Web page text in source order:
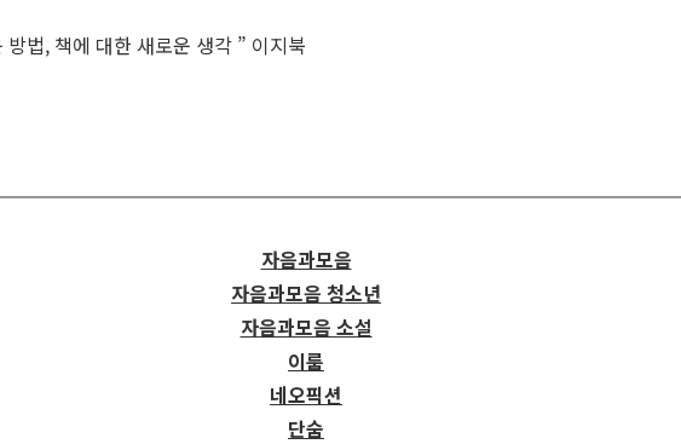
법, 책에 대한 새로운 생각 ” 이지북
자음과모음
자음과모음 청소년
자음과모음 소설
이룸
네오픽션
단숨